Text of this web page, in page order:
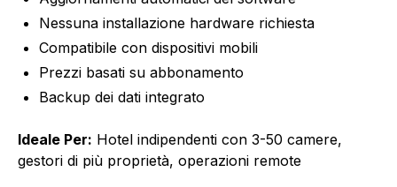
Nessuna installazione hardware richiesta
Compatibile con dispositivi mobili
Prezzi basati su abbonamento
Backup dei dati integrato
Ideale Per: Hotel indipendenti con 3-50 camere,
gestori di più proprietà, operazioni remote